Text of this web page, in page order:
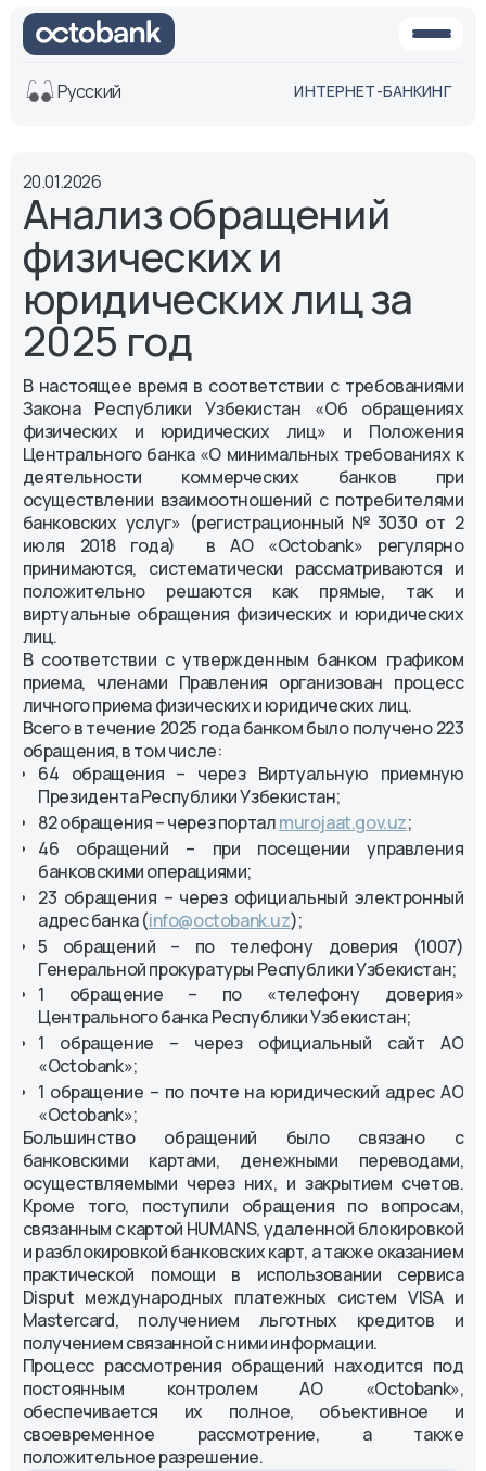
Обычная
версия
Черно-
белая
версия
Озвучить
Размер шрифта
Aa -
Aa
Aa +
Русский ИНТЕРНЕТ-БАНКИНГ
20.01.2026
Анализ обращений
физических и
юридических лиц за
2025 год
В настоящее время в соответствии с требованиями
Закона Республики Узбекистан «Об обращениях
физических и юридических лиц» и Положения
Центрального банка «О минимальных требованиях к
деятельности коммерческих банков при
осуществлении взаимоотношений с потребителями
банковских услуг» (регистрационный №3030 от 2
июля 2018 года) в АО «Octobank» регулярно
принимаются, систематически рассматриваются и
положительно решаются как прямые, так и
виртуальные обращения физических и юридических
лиц.
В соответствии с утвержденным банком графиком
приема, членами Правления организован процесс
личного приема физических и юридических лиц.
Всего в течение 2025 года банком было получено 223
обращения, в том числе:
64 обращения – через Виртуальную приемную
Президента Республики Узбекистан;
82 обращения – через порталmurojaat.gov.uz;
46 обращений – при посещении управления
банковскими операциями;
23 обращения – через официальный электронный
адрес банка (info@octobank.uz);
5 обращений – по телефону доверия (1007)
Генеральной прокуратуры Республики Узбекистан;
1 обращение – по «телефону доверия»
Центрального банка Республики Узбекистан;
1 обращение – через официальный сайт АО
«Octobank»;
1 обращение – по почте на юридический адрес АО
«Octobank»;
Большинство обращений было связано с
банковскими картами, денежными переводами,
осуществляемыми через них, и закрытием счетов.
Кроме того, поступили обращения по вопросам,
связанным с картой HUMANS, удаленной блокировкой
и разблокировкой банковских карт, а также оказанием
практической помощи в использовании сервиса
Disput международных платежных систем VISA и
Mastercard, получением льготных кредитов и
получением связанной с ними информации.
Процесс рассмотрения обращений находится под
постоянным контролем АО «Octobank»,
обеспечивается их полное, объективное и
своевременное рассмотрение, а также
положительное разрешение.